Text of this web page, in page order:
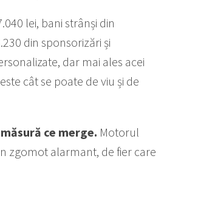
lei, bani strânși din
din sponsorizări și
dar mai ales acei
cât se poate de viu și de
ce merge. Motorul
zgomot alarmant, de fier care